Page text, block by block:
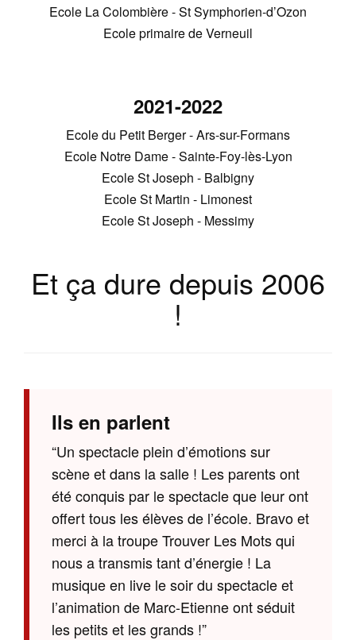
Ecole La Colombière - St Symphorien-d’Ozon
Ecole primaire de Verneuil
2021-2022
Ecole du Petit Berger - Ars-sur-Formans
Ecole Notre Dame - Sainte-Foy-lès-Lyon
Ecole St Joseph - Balbigny
Ecole St Martin - Limonest
Ecole St Joseph - Messimy
Et ça dure depuis 2006
!
Ils en parlent
“Un spectacle plein d’émotions sur
scène et dans la salle ! Les parents ont
été conquis par le spectacle que leur ont
offert tous les élèves de l’école. Bravo et
merci à la troupe Trouver Les Mots qui
nous a transmis tant d’énergie ! La
musique en live le soir du spectacle et
l’animation de Marc-Etienne ont séduit
les petits et les grands !”